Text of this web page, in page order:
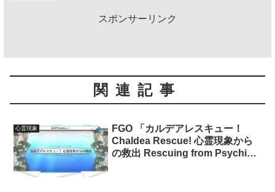
スポンサーリンク
関連記事
心霊現象
FGO 「カルデアレスキュー！
Chaldea Rescue! 心霊現象から
の救出 Rescuing from Psychic